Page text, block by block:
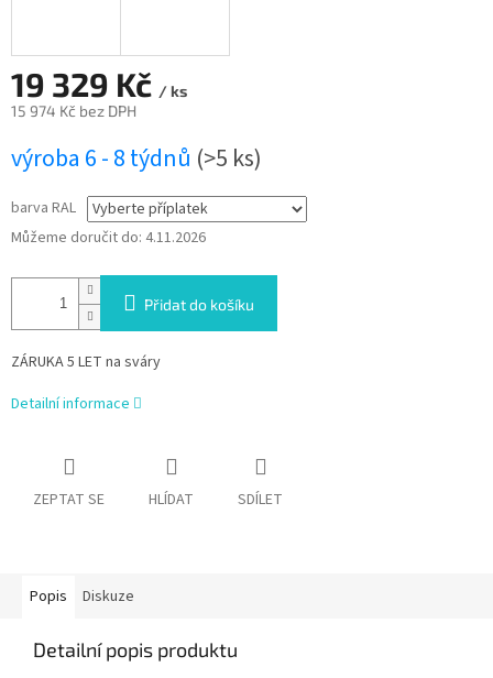
19 329 Kč / ks
15 974 Kč bez DPH
cena:
výroba 6 - 8 týdnů (>5 ks)
barva RAL
Můžeme doručit do: 4.11.2026
Přidat do košíku
ZÁRUKA 5 LET na sváry
Detailní informace
ZEPTAT SE HLÍDAT SDÍLET
Popis Diskuze
Detailní popis produktu